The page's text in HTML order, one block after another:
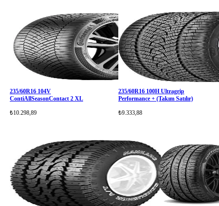
235/60R16 104V
ContiAllSeasonContact 2 XL
₺10.298,89
235/60R16 100H Ultragrip
Performance + (Takım Satılır)
₺9.333,88